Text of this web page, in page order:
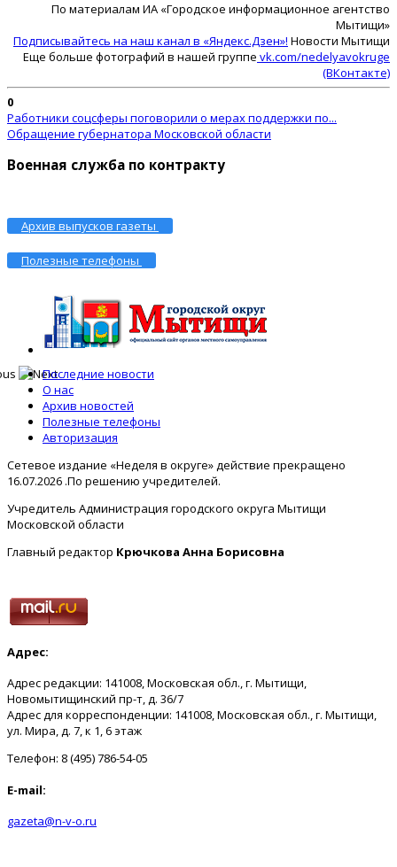
По материалам ИА «Городское информационное агентство
Мытищи»
Подписывайтесь на наш канал в «Яндекс.Дзен»! Новости Мытищи
Еще больше фотографий в нашей группе vk.com/nedelyavokruge
(ВКонтакте)
0
Работники соцсферы поговорили о мерах поддержки по...
Обращение губернатора Московской области
Военная служба по контракту
Архив выпусков газеты
Полезные телефоны
Последние новости
О нас
Архив новостей
Полезные телефоны
Авторизация
Сетевое издание «Неделя в округе» действие прекращено
16.07.2026 .По решению учредителей.
Учредитель Администрация городского округа Мытищи
Московской области
Главный редактор Крючкова Анна Борисовна
Адрес:
Адрес редакции: 141008, Московская обл., г. Мытищи,
Новомытищинский пр-т, д. 36/7
Адрес для корреспонденции: 141008, Московская обл., г. Мытищи,
ул. Мира, д. 7, к 1, 6 этаж
Телефон: 8 (495) 786-54-05
E-mail:
gazeta@n-v-o.ru